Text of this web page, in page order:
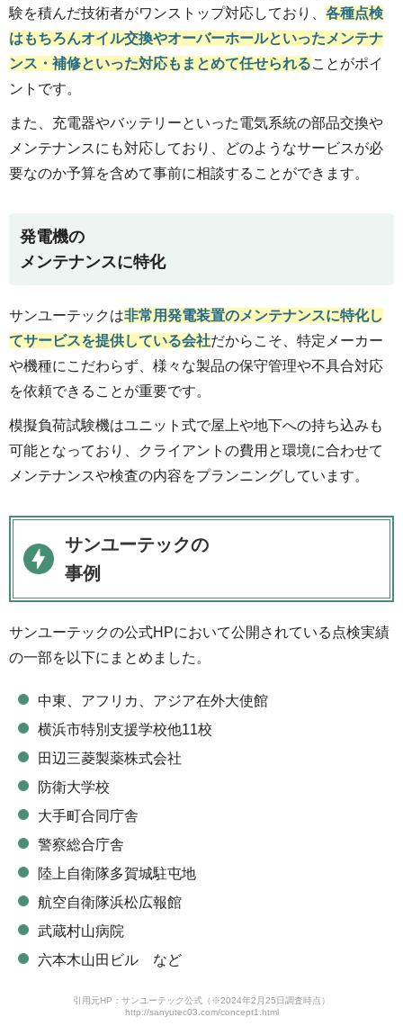
験を積んだ技術者がワンストップ対応しており、 各種点検
はもちろんオイル交換やオーバーホールといったメンテナ
ンス・補修といった対応もまとめて任せられることがポイ
ントです。
また、充電器やバッテリーといった電気系統の部品交換や
メンテナンスにも対応しており、どのようなサービスが必
要なのか予算を含めて事前に相談することができます。
発電機の
メンテナンスに特化
サンユーテックは非常用発電装置のメンテナンスに特化し
てサービスを提供している会社だからこそ、特定メーカー
や機種にこだわらず、様々な製品の保守管理や不具合対応
を依頼できることが重要です。
模擬負荷試験機はユニット式で屋上や地下への持ち込みも
可能となっており、クライアントの費用と環境に合わせて
メンテナンスや検査の内容をプランニングしています。
サンユーテックの
事例
サンユーテックの公式HPにおいて公開されている点検実績
の一部を以下にまとめました。
中東、アフリカ、アジア在外大使館
横浜市特別支援学校他11校
田辺三菱製薬株式会社
防衛大学校
大手町合同庁舎
警察総合庁舎
陸上自衛隊多賀城駐屯地
航空自衛隊浜松広報館
武蔵村山病院
六本木山田ビル など
引用元HP：サンユーテック公式（※2024年2月25日調査時点）
http://sanyutec03.com/concept1.html